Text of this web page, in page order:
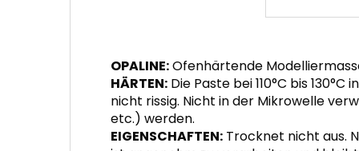
OPALINE:Ofenhärtende
HÄRTEN: Die Paste bei 110°C bis
nicht rissig. Nicht in der Mikrowelle
etc.) werden.
EIGENSCHAFTEN: Trocknet nicht aus.